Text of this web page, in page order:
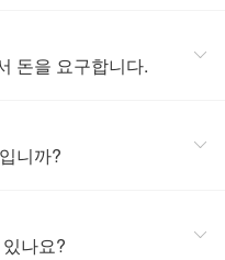
돈을 요구합니다.
니까?
나요?